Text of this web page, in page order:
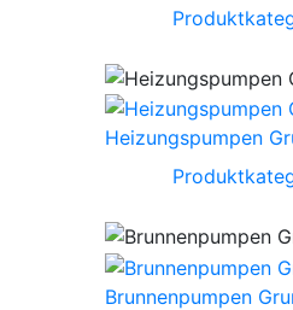
Heizungspumpen
Brunnenpumpen